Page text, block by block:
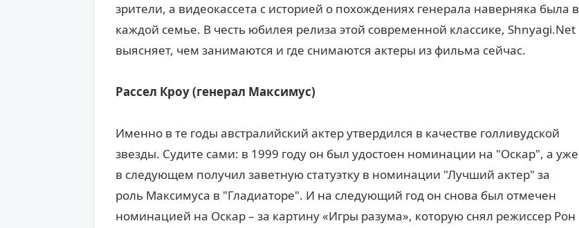
зрители, а видеокассета с историей о похождениях генерала наверняка была в
каждой семье. В честь юбилея релиза этой современной классике, Shnyagi.Net
выясняет, чем занимаются и где снимаются актеры из фильма сейчас.
Рассел Кроу (генерал Максимус)
Именно в те годы австралийский актер утвердился в качестве голливудской
звезды. Судите сами: в 1999 году он был удостоен номинации на "Оскар", а уже
в следующем получил заветную статуэтку в номинации "Лучший актер" за
роль Максимуса в "Гладиаторе". И на следующий год он снова был отмечен
номинацией на Оскар – за картину «Игры разума», которую снял режиссер Рон